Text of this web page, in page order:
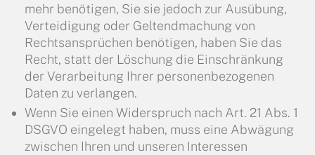
mehr benötigen, Sie sie jedoch zur Ausübung,
Verteidigung oder Geltendmachung von
Rechtsansprüchen benötigen, haben Sie das
Recht, statt der Löschung die Einschränkung
der Verarbeitung Ihrer personenbezogenen
Daten zu verlangen.
Wenn Sie einen Widerspruch nach Art. 21 Abs. 1
DSGVO eingelegt haben, muss eine Abwägung
zwischen Ihren und unseren Interessen